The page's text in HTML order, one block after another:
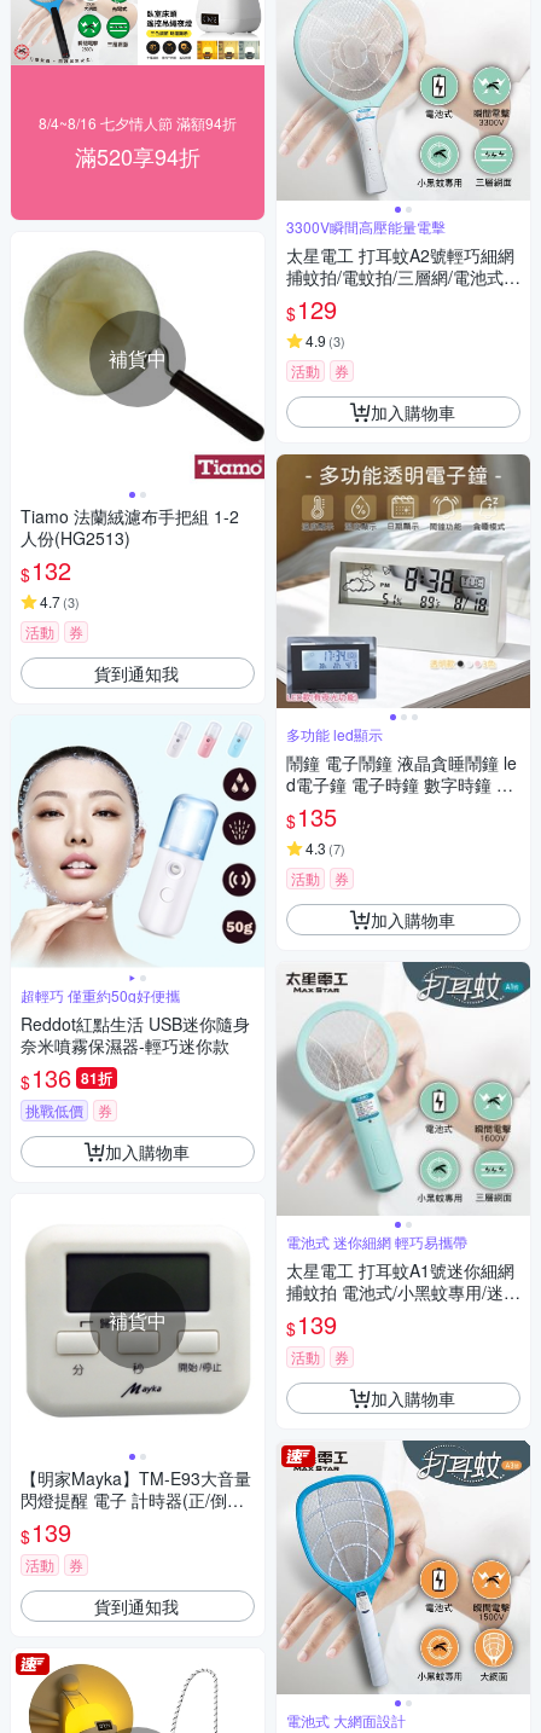
8/4~8/16 七夕情人節 滿額94折
滿520享94折
補貨中
Tiamo 法蘭絨濾布手把組 1-2
人份(HG2513)
$132
4.7(3)
活動 券
貨到通知我
超輕巧 僅重約50g好便攜
Reddot紅點生活 USB迷你隨身
奈米噴霧保濕器-輕巧迷你款
$136 81折
挑戰低價 券
加入購物車
補貨中
【明家Mayka】TM-E93大音量
閃燈提醒 電子 計時器(正/倒數
記憶85分貝 磁吸/立/掛)
$139
活動 券
貨到通知我
3300V瞬間高壓能量電擊
太星電工 打耳蚊A2號輕巧細網
捕蚊拍/電蚊拍/三層網/電池式/
小黑蚊專用 3300V瞬間電擊/輕
巧
$129
4.9 (3)
活動 券
加入購物車
多功能 led顯示
鬧鐘 電子鬧鐘 液晶貪睡鬧鐘 le
d電子鐘 電子時鐘 數字時鐘 桌
上時鐘
$135
4.3 (7)
活動 券
加入購物車
電池式 迷你細網 輕巧易攜帶
太星電工 打耳蚊A1號迷你細網
捕蚊拍 電池式/小黑蚊專用/迷你
捕蚊拍/迷你電蚊拍/巴掌型捕蚊
拍
$139
活動 券
加入購物車
電池式 大網面設計